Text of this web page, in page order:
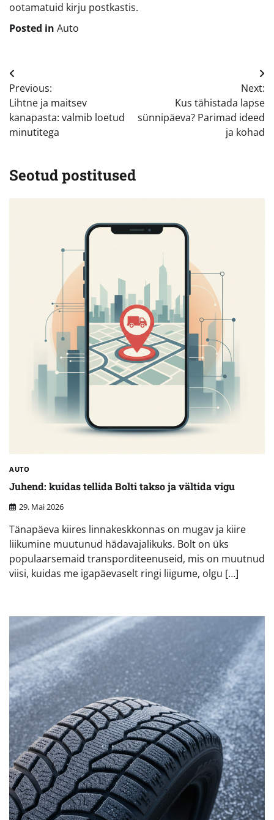
ootamatuid kirju postkastis.
Posted in Auto
Navigeerimine
Previous:
Lihtne ja maitsev
kanapasta: valmib loetud
minutitega
Next:
Kus tähistada lapse
sünnipäeva? Parimad ideed
ja kohad
Seotud postitused
AUTO
Juhend: kuidas tellida Bolti takso ja vältida vigu
29. Mai 2026
Tänapäeva kiires linnakeskkonnas on mugav ja kiire
liikumine muutunud hädavajalikuks. Bolt on üks
populaarsemaid transporditeenuseid, mis on muutnud
viisi, kuidas me igapäevaselt ringi liigume, olgu […]